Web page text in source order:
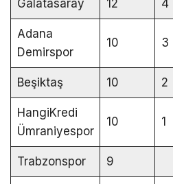
Galatasaray 12 4
Adana
Demirspor
10 3
Beşiktaş 10 2
HangiKredi
Ümraniyespor
10 1
Trabzonspor 9